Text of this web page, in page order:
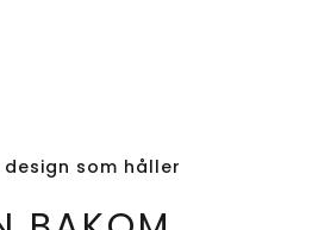
som håller